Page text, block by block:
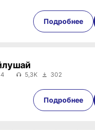
0:07
Подробнее
0:34
5,3K 302
Подробнее